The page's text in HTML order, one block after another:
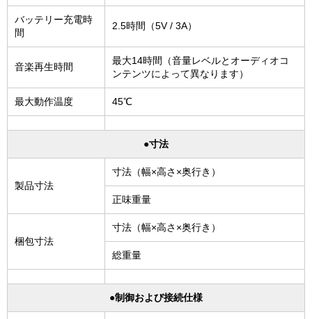
バッテリー充電時
間
2.5時間（5V / 3A）
音楽再生時間
最大14時間（音量レベルとオーディオコ
ンテンツによって異なります）
最大動作温度 45℃
●寸法
製品寸法
寸法（幅×高さ×奥行き）
正味重量
梱包寸法
寸法（幅×高さ×奥行き）
総重量
●制御および接続仕様